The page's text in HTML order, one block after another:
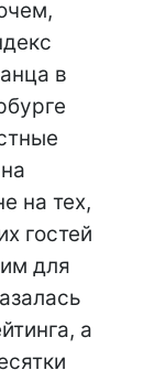
в
на тех,
гостей
для
а